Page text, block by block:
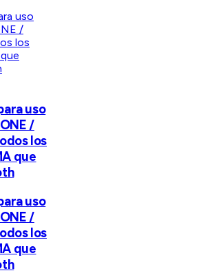
uso
/
los
que
uso
/
los
que